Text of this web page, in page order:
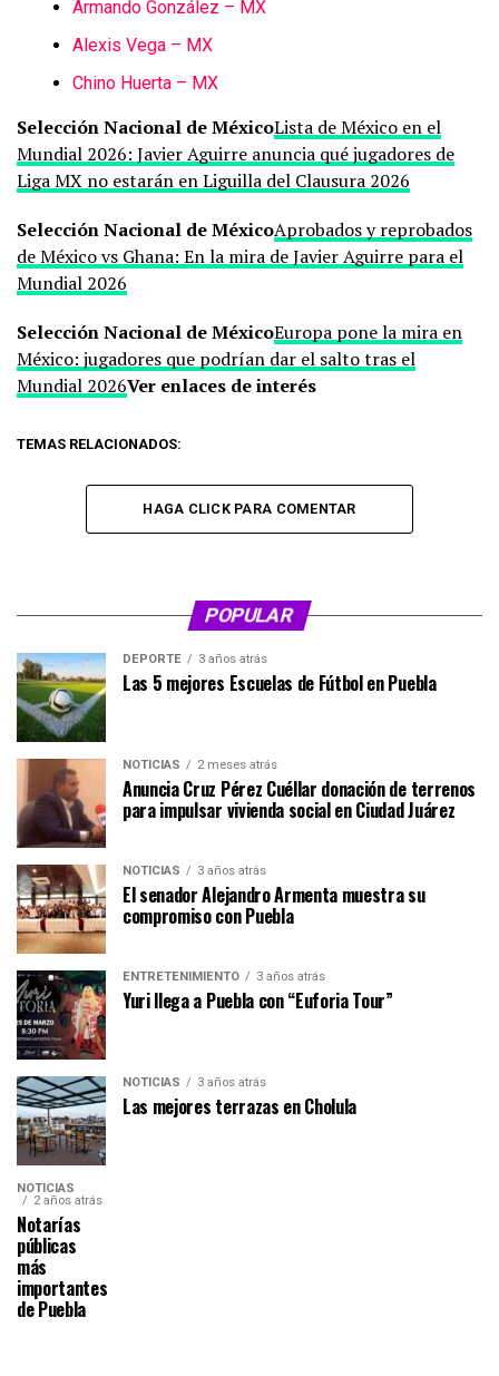
Armando González – MX
Alexis Vega – MX
Chino Huerta – MX
Selección Nacional de MéxicoLista de México en el
Mundial 2026: Javier Aguirre anuncia qué jugadores de
Liga MX no estarán en Liguilla del Clausura 2026
Selección Nacional de MéxicoAprobados y reprobados
de México vs Ghana: En la mira de Javier Aguirre para el
Mundial 2026
Selección Nacional de MéxicoEuropa pone la mira en
México: jugadores que podrían dar el salto tras el
Mundial 2026Ver enlaces de interés
TEMAS RELACIONADOS:
HAGA CLICK PARA COMENTAR
POPULAR
DEPORTE 3 años atrás
Las 5 mejores Escuelas de Fútbol en Puebla
NOTICIAS 2 meses atrás
Anuncia Cruz Pérez Cuéllar donación de terrenos
para impulsar vivienda social en Ciudad Juárez
NOTICIAS 3 años atrás
El senador Alejandro Armenta muestra su
compromiso con Puebla
ENTRETENIMIENTO 3 años atrás
Yuri llega a Puebla con “Euforia Tour”
NOTICIAS 3 años atrás
Las mejores terrazas en Cholula
NOTICIAS
2 años atrás
Notarías
públicas
más
importantes
de Puebla